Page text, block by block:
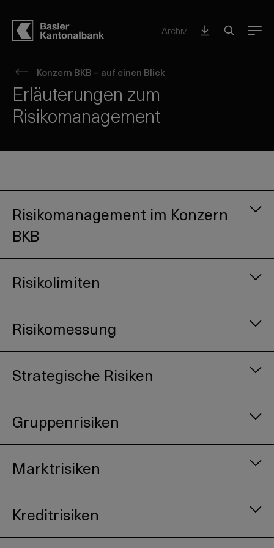
Archiv Menu
Konzern BKB – auf einen Blick
Erläuterungen zum
Risikomanagement
Risikomanagement im Konzern
BKB
Risikolimiten
Risikomessung
Strategische Risiken
Umfeldrisiken:
Das Risiko einer nachteiligen
unpassenden strategischen Positionierung
betreffend politische Veränderungen,
Gruppenrisiken
Marktrisiken
Kreditrisiken